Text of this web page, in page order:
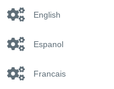
English
Espanol
Francais